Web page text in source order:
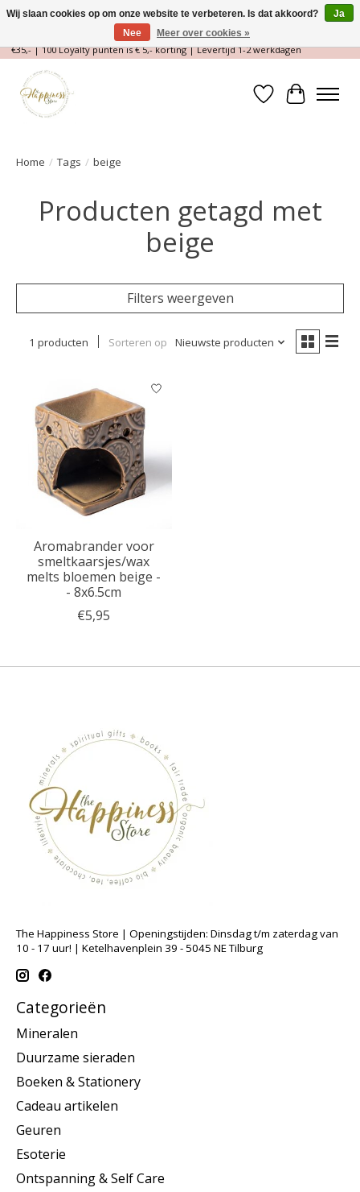
Magische Conceptstore, Edelstenen & Spirituele winkel | Gratis verzending >
€35,- | 100 Loyalty punten is € 5,- korting | Levertijd 1-2 werkdagen
Verlanglijst
Home / Tags / beige
Producten getagd met
beige
Filters weergeven
1 producten Sorteren op Nieuwste producten
Aromabrander voor
smeltkaarsjes/wax
melts bloemen beige -
- 8x6.5cm
€5,95
The Happiness Store | Openingstijden: Dinsdag t/m zaterdag van
10 - 17 uur! | Ketelhavenplein 39 - 5045 NE Tilburg
Categorieën
Mineralen
Duurzame sieraden
Boeken & Stationery
Cadeau artikelen
Geuren
Esoterie
Ontspanning & Self Care
Wij slaan cookies op om onze website te verbeteren. Is dat akkoord?
Ja
Nee
Meer over cookies »